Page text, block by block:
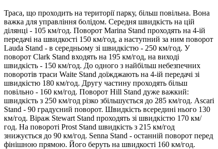
Траса, що проходить на території парку, більш повільна. Вона
важка для управління болідом. Середня швидкість на цій
ділянці - 105 км/год. Поворот Marina Stand проходять на 4-ій
передачі на швидкості 150 км/год, а наступний за ним поворот
Lauda Stand - в середньому зі швидкістю - 250 км/год. У
поворот Clark Stand входять на 195 км/год, на виході
швидкість - 150 км/год. До одного з найбільш небезпечних
поворотів траси Waite Stand доїжджають на 4-ій передачі зі
швидкістю 180 км/год. Другу частину проходять більш
повільно - 160 км/год. Поворот Hill Stand дуже важкий:
швидкість з 250 км/год різко збільшується до 285 км/год. Ascari
Stand - 90 градусний поворот. Швидкість всередині нього 130
км/год. Віраж Stewart Stand проходять зі швидкістю 170 км/
год. На повороті Prost Stand швидкість з 215 км/год
знижується до 90 км/год. Senna Stand - останній поворот перед
фінішною прямою. Його беруть на швидкості 160 км/год.